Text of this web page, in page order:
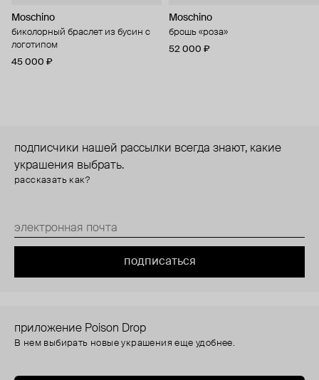
Moschino
биколорный браслет из бусин с
логотипом
45 000 ₽
Moschino
брошь «роза»
52 000 ₽
подписчики нашей рассылки всегда знают, какие
украшения выбрать.
рассказать как?
подписаться
приложение Poison Drop
В нем выбирать новые украшения еще удобнее.